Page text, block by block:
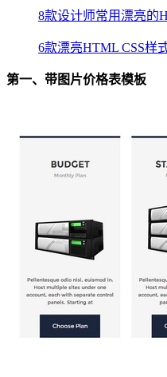
8款设计师常用漂亮的
6款漂亮HTML CSS样
第一、带图片价格表模板